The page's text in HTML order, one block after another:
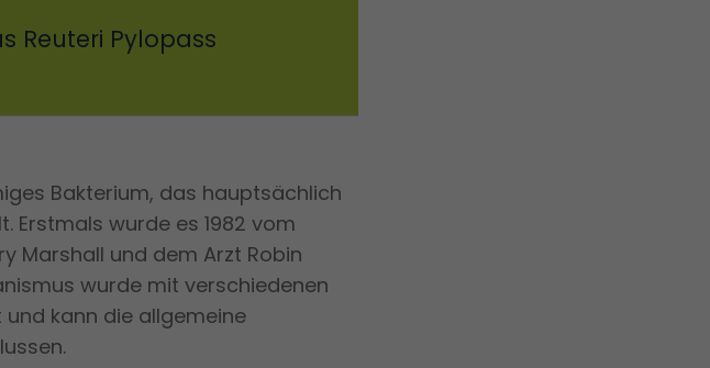
Reuteri Pylopass
Bakterium, das hauptsächlich
Erstmals wurde es 1982 vom
Marshall und dem Arzt Robin
wurde mit verschiedenen
kann die allgemeine